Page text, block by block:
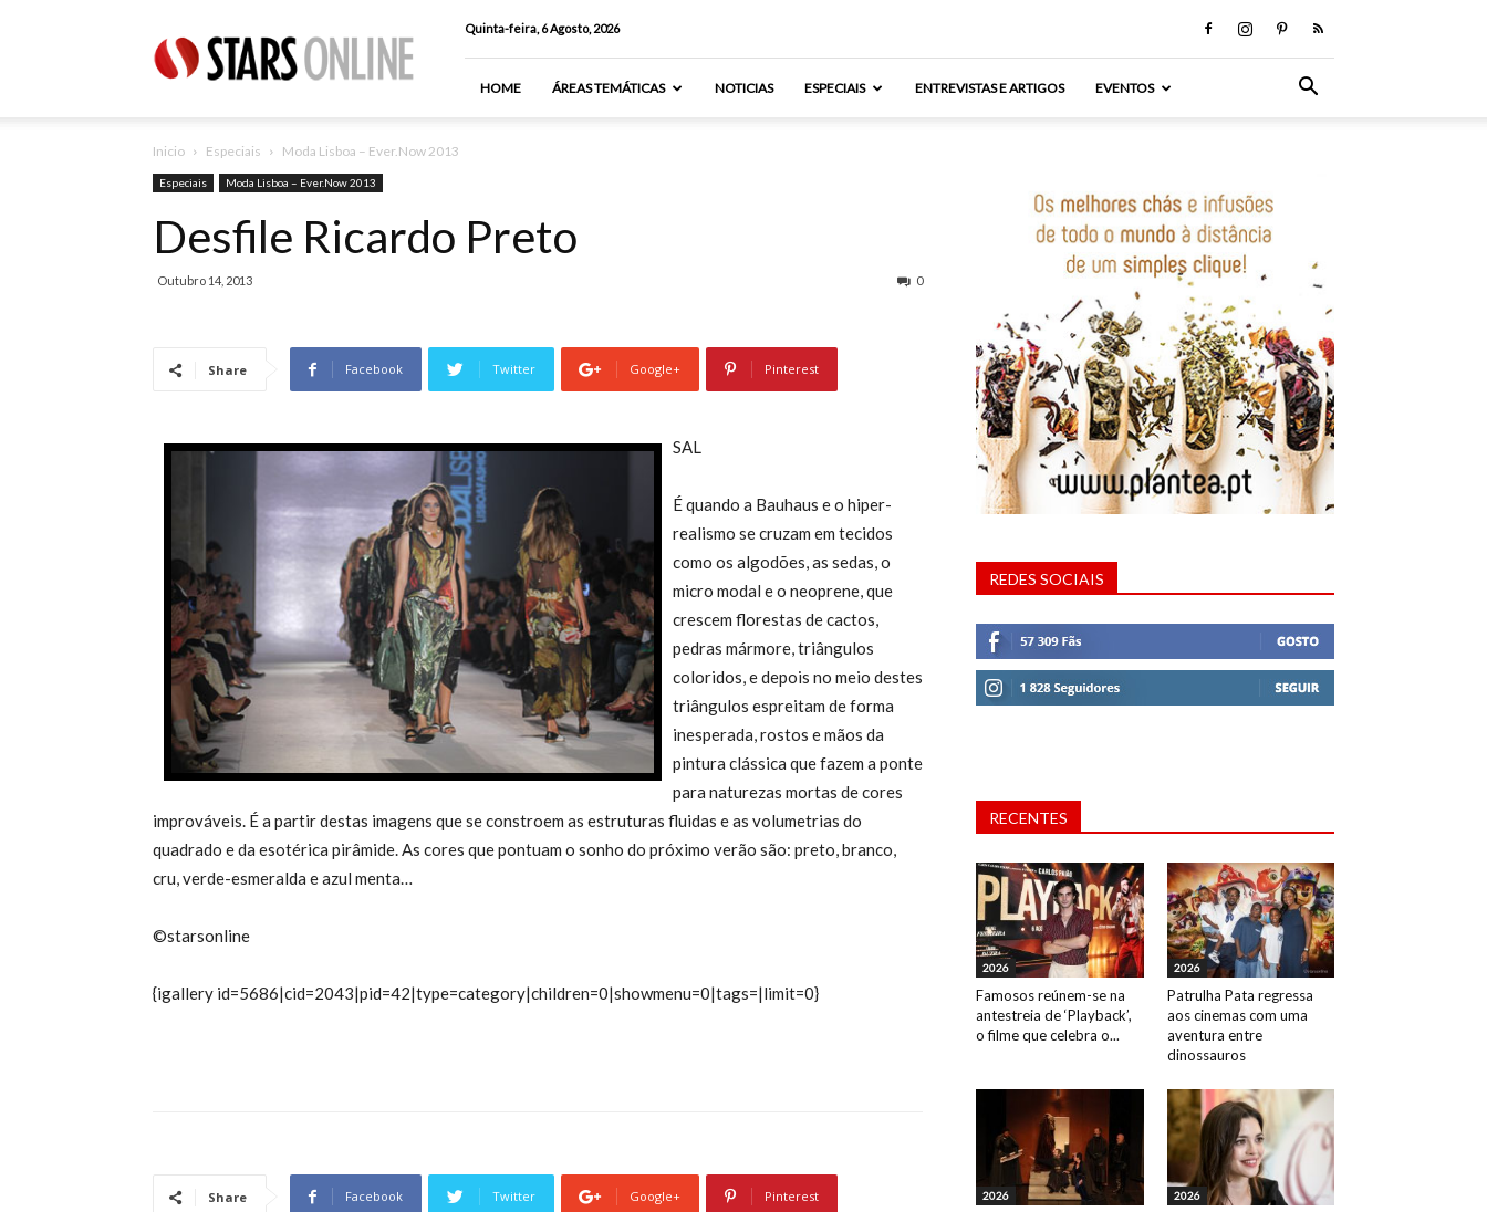
Online
Quinta-feira, 6 Agosto, 2026
HOME ÁREAS TEMÁTICAS NOTICIAS ESPECIAIS ENTREVISTAS E ARTIGOS EVENTOS
Inicio Especiais Moda Lisboa – Ever.Now 2013
Especiais Moda Lisboa – Ever.Now 2013
Desfile Ricardo Preto
Outubro 14, 2013 0
Share Facebook Twitter Google+ Pinterest
SAL
É quando a Bauhaus e o hiper-
realismo se cruzam em tecidos
como os algodões, as sedas, o
micro modal e o neoprene, que
crescem florestas de cactos,
pedras mármore, triângulos
coloridos, e depois no meio destes
triângulos espreitam de forma
inesperada, rostos e mãos da
pintura clássica que fazem a ponte
para naturezas mortas de cores
improváveis. É a partir destas imagens que se constroem as estruturas fluidas e as volumetrias do
quadrado e da esotérica pirâmide. As cores que pontuam o sonho do próximo verão são: preto, branco,
cru, verde-esmeralda e azul menta…
©starsonline
{igallery id=5686|cid=2043|pid=42|type=category|children=0|showmenu=0|tags=|limit=0}
Share Facebook Twitter Google+ Pinterest
REDES SOCIAIS
RECENTES
2026
Famosos reúnem-se na
antestreia de ‘Playback’,
o filme que celebra o...
2026
Patrulha Pata regressa
aos cinemas com uma
aventura entre
dinossauros
2026 2026